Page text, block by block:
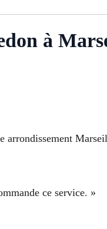
à
arrondissement
ce service. »